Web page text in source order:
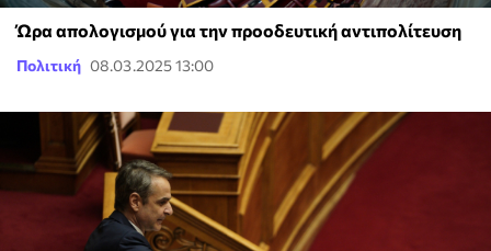
Ώρα απολογισμού για την προοδευτική αντιπολίτευση
Πολιτική 08.03.2025 13:00